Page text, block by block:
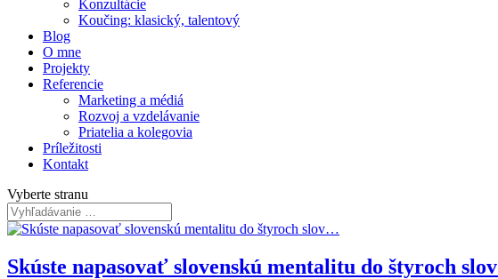
Konzultácie
Koučing: klasický, talentový
Blog
O mne
Projekty
Referencie
Marketing a médiá
Rozvoj a vzdelávanie
Priatelia a kolegovia
Príležitosti
Kontakt
Vyberte stranu
Skúste napasovať slovenskú mentalitu do štyroch